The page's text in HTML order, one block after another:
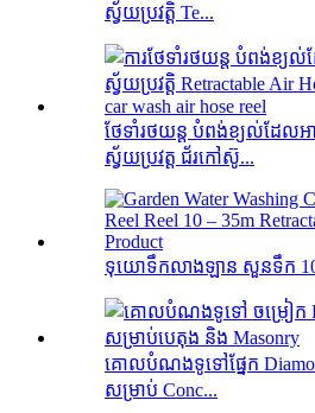
ស្វ័យប្រវត្តិ Te...
ថែទាំរថយន្ត បំពង់ខ្យល់ដែល
ស្វ័យប្រវត្ត ជ័រកៅស៊ូ...
ទុយោទឹកលាងឡាន សួនទឹក
គោលបំណងទូទៅផ្នែក
សម្រាប់ Conc...